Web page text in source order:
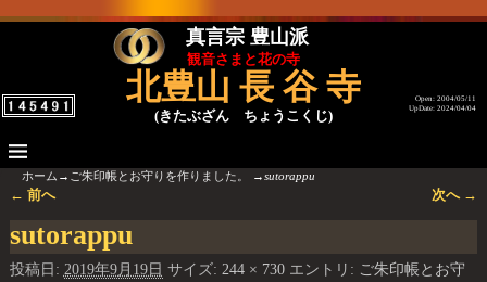
真言宗 豊山派
観音さまと花の寺
北豊山 長 谷 寺
(きたぶざん ちょうこくじ)
Open: 2004/05/11
UpDate: 2024/04/04
ホーム → ご朱印帳とお守りを作りました。 →sutorappu
← 前へ 次へ →
sutorappu
投稿日: 2019年9月19日 サイズ: 244 × 730エントリ: ご朱印帳とお守